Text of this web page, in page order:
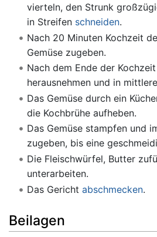
vierteln, den Strunk
in Streifen schneiden.
Nach 20 Minuten Kochzeit
Gemüse zugeben.
Nach dem Ende der
herausnehmen und in
Das Gemüse durch ein
die Kochbrühe aufheben.
Das Gemüse stampfen und
zugeben, bis eine
Die Fleischwürfel, Butter
unterarbeiten.
Das Gericht abschmecken.
Beilagen